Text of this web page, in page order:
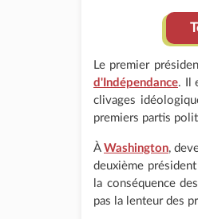
Le premier
d'Indépendance. Il
clivages
premiers partis
À Washington,
deuxième
la conséquence
pas la lenteur des